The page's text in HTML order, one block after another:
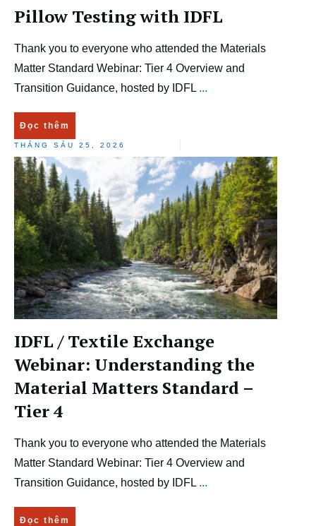
Pillow Testing with IDFL
Thank you to everyone who attended the Materials
Matter Standard Webinar: Tier 4 Overview and
Transition Guidance, hosted by IDFL ...
Đọc thêm
THÁNG SÁU 25, 2026
IDFL / Textile Exchange
Webinar: Understanding the
Material Matters Standard –
Tier 4
Thank you to everyone who attended the Materials
Matter Standard Webinar: Tier 4 Overview and
Transition Guidance, hosted by IDFL ...
Đọc thêm